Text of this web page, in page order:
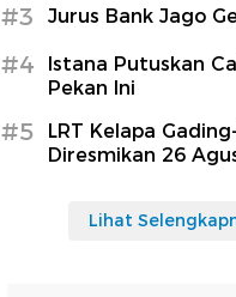
#3 Jurus Bank Jago
#4
Istana Putuskan
Pekan Ini
#5
LRT Kelapa
Diresmikan 26
Lihat